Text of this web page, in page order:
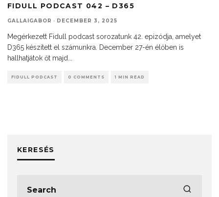
FIDULL PODCAST 042 – D365
GALLAIGABOR · DECEMBER 3, 2025
Megérkezett Fidull podcast sorozatunk 42. epizódja, amelyet
D365 készített el számunkra. December 27-én élőben is
hallhatjátok őt majd
FIDULL PODCAST 0 COMMENTS 1 MIN READ
KERESÉS